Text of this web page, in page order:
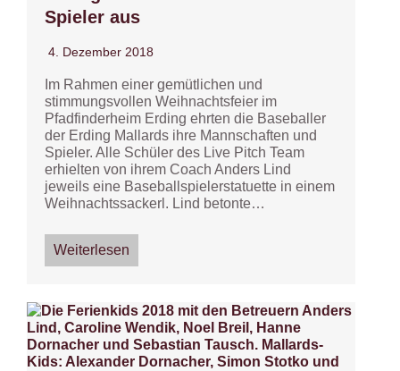
Spieler aus
4. Dezember 2018
Im Rahmen einer gemütlichen und
stimmungsvollen Weihnachtsfeier im
Pfadfinderheim Erding ehrten die Baseballer
der Erding Mallards ihre Mannschaften und
Spieler. Alle Schüler des Live Pitch Team
erhielten von ihrem Coach Anders Lind
jeweils eine Baseballspielerstatuette in einem
Weihnachtssackerl. Lind betonte…
Weiterlesen